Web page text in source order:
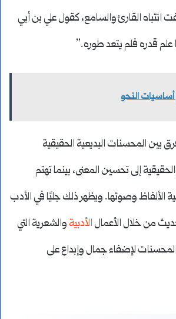
انتباه القارئ والسامع، كقول علي بن أبي
علم قدره فلم يتعد طوره.”
أساسيات النحو
بين المحسنات البديعية الحقيقية
إلى تحسين المعنى، بينما تهتم
الألفاظ وصوتها. ويظهر ذلك جليًا في الأدب
من خلال الأعمال الأدبية والشعرية التي
لإضفاء جمال وإبداع على